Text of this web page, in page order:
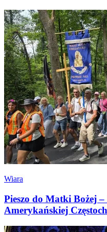
Wiara
Pieszo do Matki Bożej
Amerykańskiej